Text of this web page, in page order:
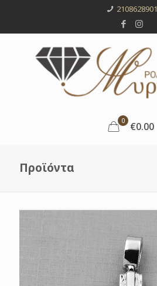
2108628901
0 €0.00
Προϊόντα